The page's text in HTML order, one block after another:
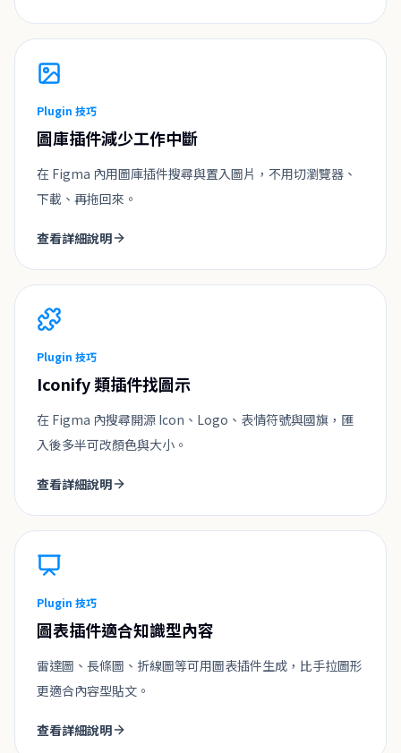
Plugin 技巧
圖庫插件減少工作中斷
在 Figma 內用圖庫插件搜尋與置入圖片，不用切瀏覽器、
下載、再拖回來。
查看詳細說明
Plugin 技巧
Iconify 類插件找圖示
在 Figma 內搜尋開源 Icon、Logo、表情符號與國旗，匯
入後多半可改顏色與大小。
查看詳細說明
Plugin 技巧
圖表插件適合知識型內容
雷達圖、長條圖、折線圖等可用圖表插件生成，比手拉圖形
更適合內容型貼文。
查看詳細說明